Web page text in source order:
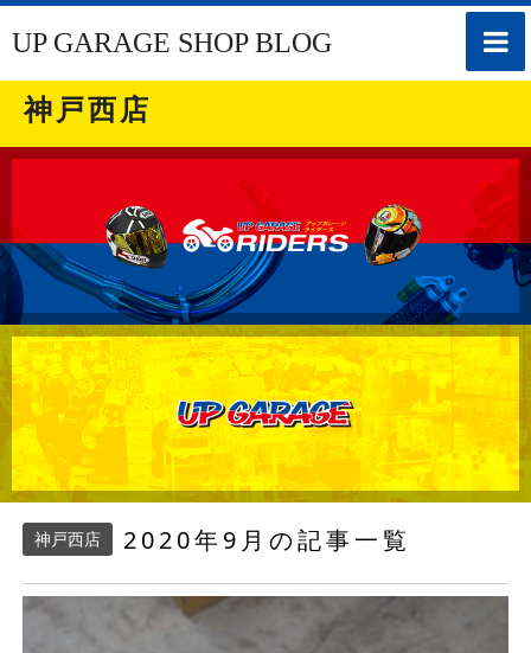
toggle
UP GARAGE SHOP BLOG
神戸西店
神戸西店 2020年9月の記事一覧